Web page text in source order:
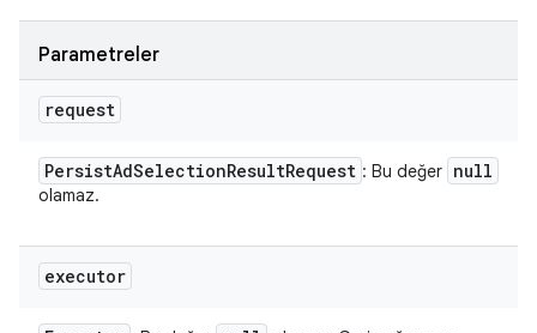
Parametreler
request
PersistAdSelectionResultRequest : Bu değer null
olamaz.
executor